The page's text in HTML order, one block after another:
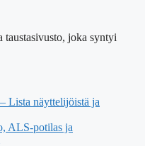
joka syntyi
Lista näyttelijöistä ja
ALS-potilas ja